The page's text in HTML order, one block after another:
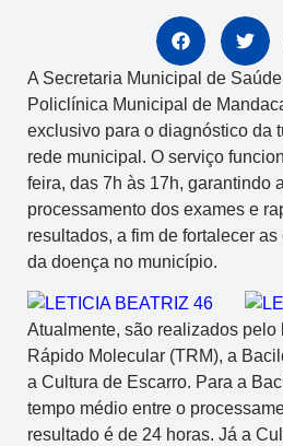
A Secretaria Municipal de
Policlínica Municipal de
exclusivo para o diagnóstico da
rede municipal. O serviço
feira, das 7h às 17h, garantindo
processamento dos exames e
resultados, a fim de fortalecer
da doença no município.
Atualmente, são realizados pelo
Rápido Molecular (TRM), a
a Cultura de Escarro. Para a
tempo médio entre o
resultado é de 24 horas. Já a